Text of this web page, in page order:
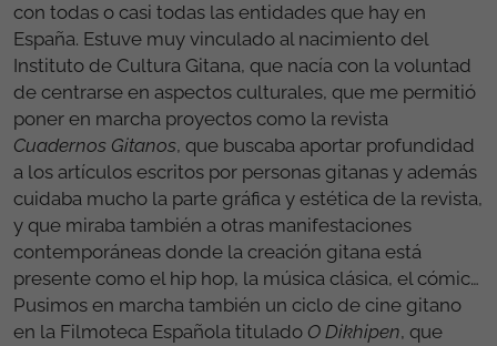
con todas o casi todas las entidades que hay en
España. Estuve muy vinculado al nacimiento del
Instituto de Cultura Gitana, que nacía con la voluntad
de centrarse en aspectos culturales, que me permitió
poner en marcha proyectos como la revista
Cuadernos Gitanos, que buscaba aportar profundidad
a los artículos escritos por personas gitanas y además
cuidaba mucho la parte gráfica y estética de la revista,
y que miraba también a otras manifestaciones
contemporáneas donde la creación gitana está
presente como el hip hop, la música clásica, el cómic…
Pusimos en marcha también un ciclo de cine gitano
en la Filmoteca Española titulado O Dikhipen, que